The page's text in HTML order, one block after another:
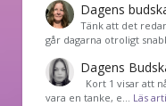
Dagens
Tänk att det
går dagarna otroligt
Dagens
Kort 1 visar att
vara en tanke, e… Läs